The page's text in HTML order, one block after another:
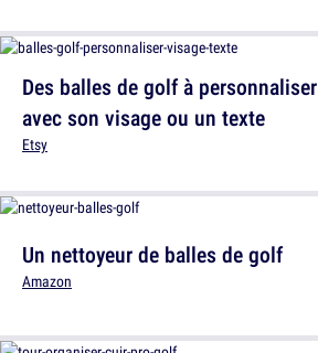
Des balles de golf à personnaliser
avec son visage ou un texte
Etsy
Un nettoyeur de balles de golf
Amazon